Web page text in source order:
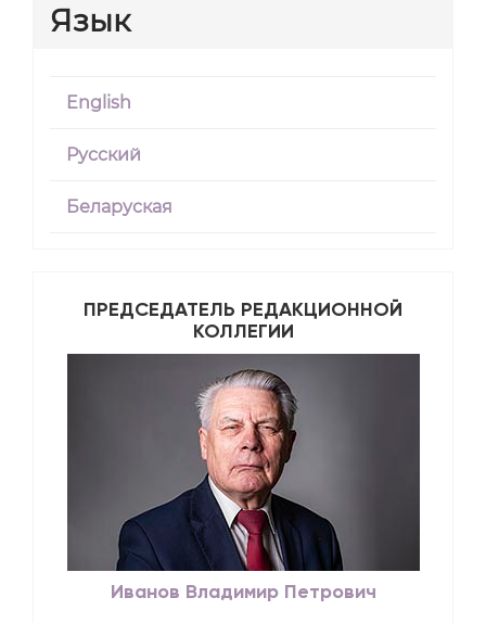
Язык
English
Русский
Беларуская
ПРЕДСЕДАТЕЛЬ РЕДАКЦИОННОЙ
КОЛЛЕГИИ
Иванов Владимир Петрович